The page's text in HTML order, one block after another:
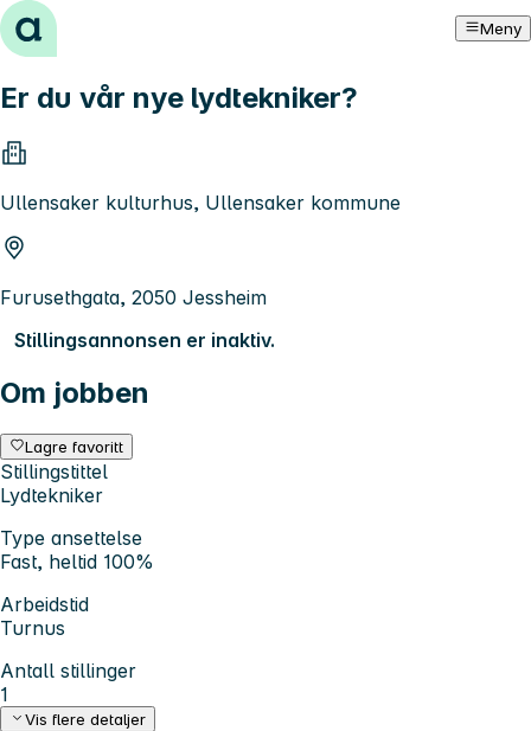
Hopp til innhold Meny
Er du vår nye lydtekniker?
Ullensaker kulturhus, Ullensaker kommune
Furusethgata, 2050 Jessheim
Stillingsannonsen er inaktiv.
Om jobben
Lagre favoritt
Stillingstittel
Lydtekniker
Type ansettelse
Fast, heltid 100%
Arbeidstid
Turnus
Antall stillinger
1
Vis flere detaljer